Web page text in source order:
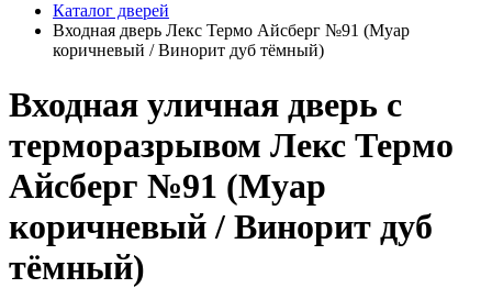
Каталог дверей
Входная дверь Лекс Термо Айсберг №91 (Муар
коричневый / Винорит дуб тёмный)
Входная уличная дверь с
терморазрывом Лекс Термо
Айсберг №91 (Муар
коричневый / Винорит дуб
тёмный)